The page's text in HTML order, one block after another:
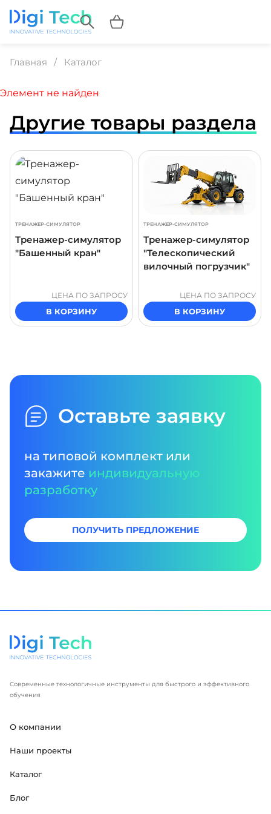
Главная Каталог
Элемент не найден
Другие товары раздела
ТРЕНАЖЕР-СИМУЛЯТОР
Тренажер-симулятор
"Башенный кран"
ЦЕНА ПО ЗАПРОСУ
В КОРЗИНУ
ТРЕНАЖЕР-СИМУЛЯТОР
Тренажер-симулятор
"Телескопический
вилочный погрузчик"
ЦЕНА ПО ЗАПРОСУ
В КОРЗИНУ
ПОДРОБНЕЕ
Оставьте заявку
на типовой комплект или
закажите индивидуальную
разработку
ПОЛУЧИТЬ ПРЕДЛОЖЕНИЕ
Современные технологичные инструменты для быстрого и эффективного
обучения
О компании
Наши проекты
Каталог
Блог